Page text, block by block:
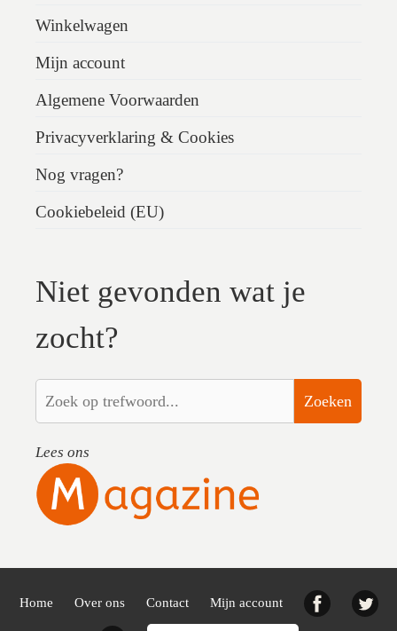
Winkelwagen
Mijn account
Algemene Voorwaarden
Privacyverklaring & Cookies
Nog vragen?
Cookiebeleid (EU)
Niet gevonden wat je
zocht?
Zoeken
Lees ons
Home Over ons Contact Mijn account Facebook